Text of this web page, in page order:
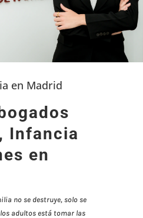
en Madrid
Infancia
en
no se destruye, solo se
adultos está tomar las